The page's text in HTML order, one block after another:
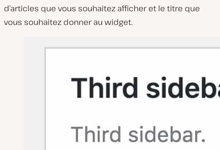
d’articles que vous souhaitez afficher et le titre que
vous souhaitez donner au widget.